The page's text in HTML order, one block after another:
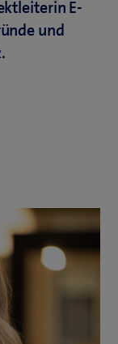
E-
und